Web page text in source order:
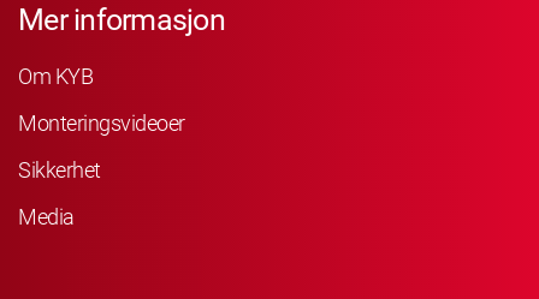
Mer informasjon
Om KYB
Monteringsvideoer
Sikkerhet
Media